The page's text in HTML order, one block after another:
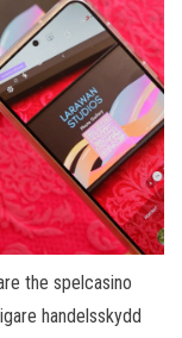
the spelcasino
handelsskydd